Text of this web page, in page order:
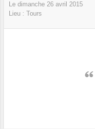
Le dimanche 26 avril 2015
Lieu : Tours